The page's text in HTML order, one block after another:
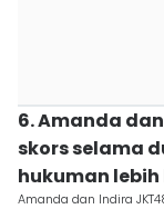
6. Amanda
skors selama
hukuman
Amanda dan Indira